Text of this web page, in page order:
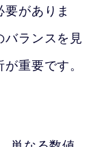
がありま
ランスを見
重要です。